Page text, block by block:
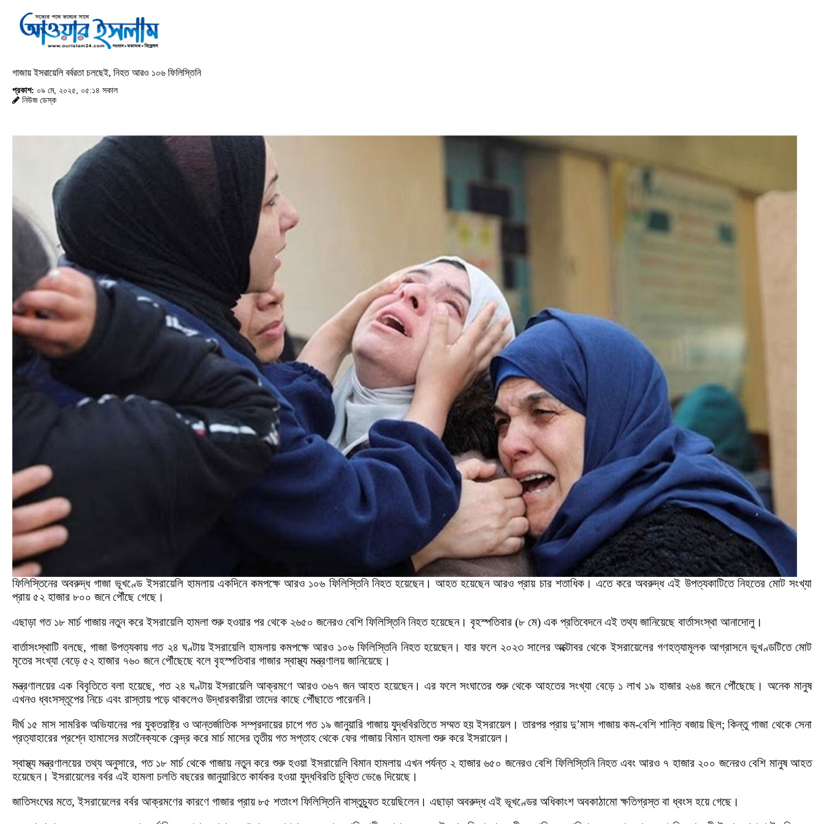
গাজায় ইসরায়েলি বর্বরতা চলছেই, নিহত আরও ১০৬ ফিলিস্তিনি
প্রকাশ: ০৯ মে, ২০২৫, ০৫:১৪ সকাল
নিউজ ডেস্ক
ফিলিস্তিনের অবরুদ্ধ গাজা ভূখণ্ডে ইসরায়েলি হামলায় একদিনে কমপক্ষে আরও ১০৬ ফিলিস্তিনি নিহত হয়েছেন। আহত হয়েছেন আরও প্রায় চার শতাধিক। এতে করে অবরুদ্ধ এই উপত্যকাটিতে নিহতের মোট সংখ্যা
প্রায় ৫২ হাজার ৮০০ জনে পৌঁছে গেছে।
এছাড়া গত ১৮ মার্চ গাজায় নতুন করে ইসরায়েলি হামলা শুরু হওয়ার পর থেকে ২৬৫০ জনেরও বেশি ফিলিস্তিনি নিহত হয়েছেন। বৃহস্পতিবার (৮ মে) এক প্রতিবেদনে এই তথ্য জানিয়েছে বার্তাসংস্থা আনাদোলু।
বার্তাসংস্থাটি বলছে, গাজা উপত্যকায় গত ২৪ ঘণ্টায় ইসরায়েলি হামলায় কমপক্ষে আরও ১০৬ ফিলিস্তিনি নিহত হয়েছেন। যার ফলে ২০২৩ সালের অক্টোবর থেকে ইসরায়েলের গণহত্যামূলক আগ্রাসনে ভূখণ্ডটিতে মোট
মৃতের সংখ্যা বেড়ে ৫২ হাজার ৭৬০ জনে পৌঁছেছে বলে বৃহস্পতিবার গাজার স্বাস্থ্য মন্ত্রণালয় জানিয়েছে।
মন্ত্রণালয়ের এক বিবৃতিতে বলা হয়েছে, গত ২৪ ঘণ্টায় ইসরায়েলি আক্রমণে আরও ৩৬৭ জন আহত হয়েছেন। এর ফলে সংঘাতের শুরু থেকে আহতের সংখ্যা বেড়ে ১ লাখ ১৯ হাজার ২৬৪ জনে পৌঁছেছে। অনেক মানুষ
এখনও ধ্বংসস্তূপের নিচে এবং রাস্তায় পড়ে থাকলেও উদ্ধারকারীরা তাদের কাছে পৌঁছাতে পারেননি।
দীর্ঘ ১৫ মাস সামরিক অভিযানের পর যুক্তরাষ্ট্র ও আন্তর্জাতিক সম্প্রদায়ের চাপে গত ১৯ জানুয়ারি গাজায় যুদ্ধবিরতিতে সম্মত হয় ইসরায়েল। তারপর প্রায় দু’মাস গাজায় কম-বেশি শান্তি বজায় ছিল; কিন্তু গাজা থেকে সেনা
প্রত্যাহারের প্রশ্নে হামাসের মতানৈক্যকে কেন্দ্র করে মার্চ মাসের তৃতীয় গত সপ্তাহ থেকে ফের গাজায় বিমান হামলা শুরু করে ইসরায়েল।
স্বাস্থ্য মন্ত্রণালয়ের তথ্য অনুসারে, গত ১৮ মার্চ থেকে গাজায় নতুন করে শুরু হওয়া ইসরায়েলি বিমান হামলায় এখন পর্যন্ত ২ হাজার ৬৫০ জনেরও বেশি ফিলিস্তিনি নিহত এবং আরও ৭ হাজার ২০০ জনেরও বেশি মানুষ আহত
হয়েছেন। ইসরায়েলের বর্বর এই হামলা চলতি বছরের জানুয়ারিতে কার্যকর হওয়া যুদ্ধবিরতি চুক্তি ভেঙে দিয়েছে।
জাতিসংঘের মতে, ইসরায়েলের বর্বর আক্রমণের কারণে গাজার প্রায় ৮৫ শতাংশ ফিলিস্তিনি বাস্তুচ্যুত হয়েছিলেন। এছাড়া অবরুদ্ধ এই ভূখণ্ডের অধিকাংশ অবকাঠামো ক্ষতিগ্রস্ত বা ধ্বংস হয়ে গেছে।